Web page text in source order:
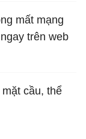
mất mạng
trên web
cầu, thể